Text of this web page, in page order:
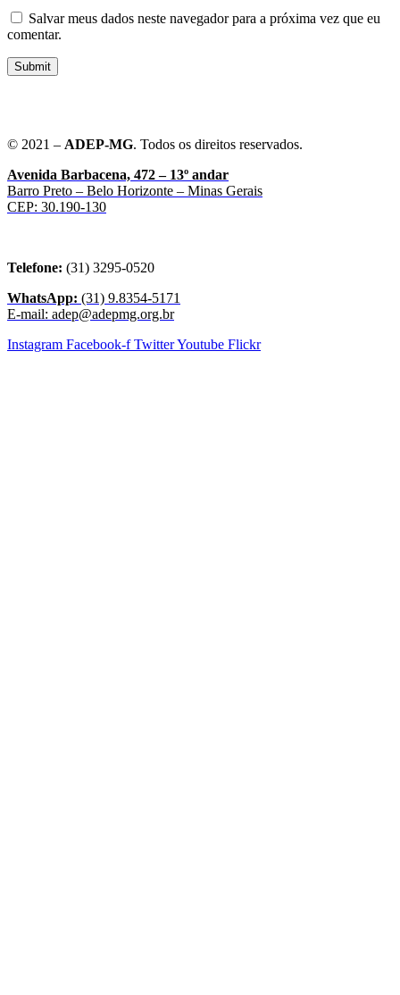
Salvar meus dados neste navegador para a próxima vez que eu
comentar.
Submit
© 2021 – ADEP-MG. Todos os direitos reservados.
Avenida Barbacena, 472 – 13º andar
Barro Preto – Belo Horizonte – Minas Gerais
CEP: 30.190-130
Telefone: (31) 3295-0520
WhatsApp: (31) 9.8354-5171
E-mail: adep@adepmg.org.br
Instagram Facebook-f TwitterYoutube Flickr